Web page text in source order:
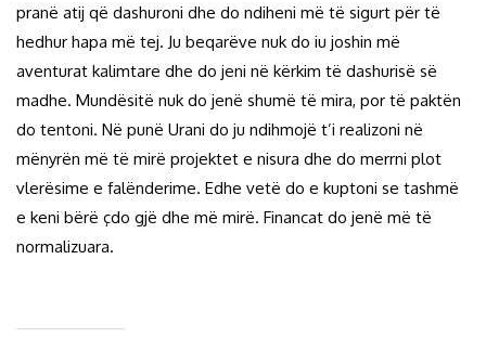
pranë atij që dashuroni dhe do ndiheni më të sigurt për të
hedhur hapa më tej. Ju beqarëve nuk do iu joshin më
aventurat kalimtare dhe do jeni në kërkim të dashurisë së
madhe. Mundësitë nuk do jenë shumë të mira, por të paktën
do tentoni. Në punë Urani do ju ndihmojë t’i realizoni në
mënyrën më të mirë projektet e nisura dhe do merrni plot
vlerësime e falënderime. Edhe vetë do e kuptoni se tashmë
e keni bërë çdo gjë dhe më mirë. Financat do jenë më të
normalizuara.